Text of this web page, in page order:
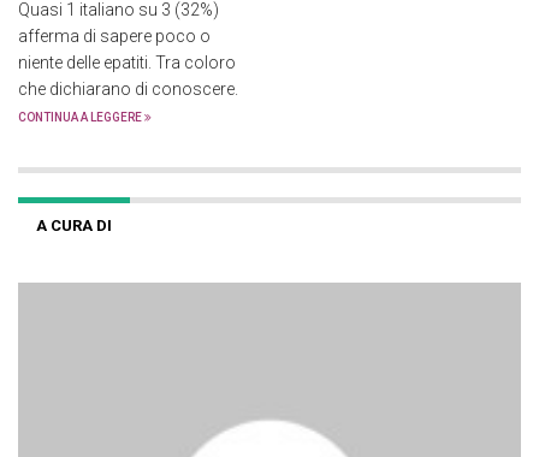
Quasi 1 italiano su 3 (32%)
afferma di sapere poco o
niente delle epatiti. Tra coloro
che dichiarano di conoscere.
CONTINUA A LEGGERE
A CURA DI